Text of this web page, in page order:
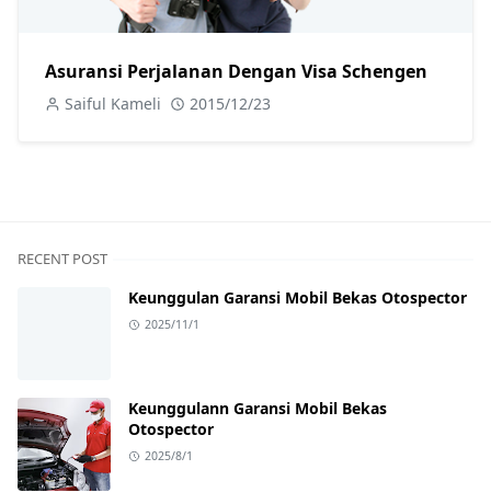
Asuransi Perjalanan Dengan Visa Schengen
Saiful Kameli 2015/12/23
RECENT POST
Keunggulan Garansi Mobil Bekas Otospector
2025/11/1
Keunggulann Garansi Mobil Bekas
Otospector
2025/8/1